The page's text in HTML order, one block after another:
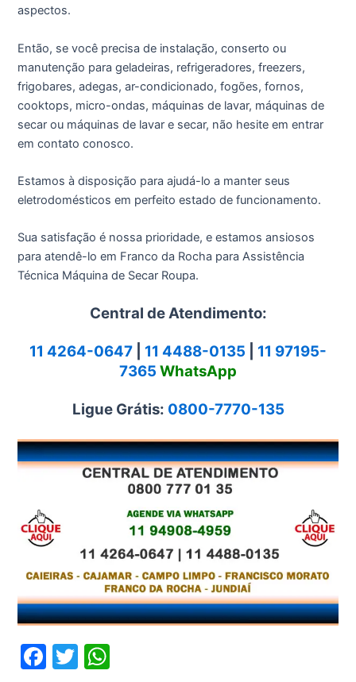
aspectos.
Então, se você precisa de instalação, conserto ou
manutenção para geladeiras, refrigeradores, freezers,
frigobares, adegas, ar-condicionado, fogões, fornos,
cooktops, micro-ondas, máquinas de lavar, máquinas de
secar ou máquinas de lavar e secar, não hesite em entrar
em contato conosco.
Estamos à disposição para ajudá-lo a manter seus
eletrodomésticos em perfeito estado de funcionamento.
Sua satisfação é nossa prioridade, e estamos ansiosos
para atendê-lo em Franco da Rocha para Assistência
Técnica Máquina de Secar Roupa.
Central de Atendimento:
11 4264-0647 11 4488-0135
11 97195-
7365 WhatsApp
Ligue Grátis: 0800-7770-135
F
T